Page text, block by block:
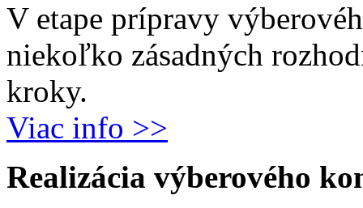
V etape prípravy
niekoľko zásadných
kroky.
Viac info >>
Realizácia výberového